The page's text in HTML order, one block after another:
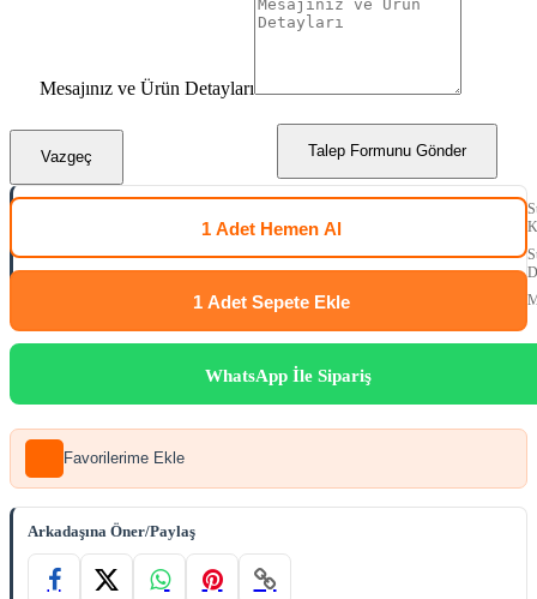
Mesajınız ve Ürün Detayları
Talep Formunu Gönder
Vazgeç
1 Adet Hemen Al
1 Adet Sepete Ekle
WhatsApp İle Sipariş
Favorilerime Ekle
Arkadaşına Öner/Paylaş